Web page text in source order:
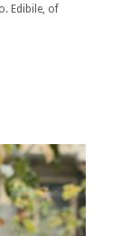
Edibile, of